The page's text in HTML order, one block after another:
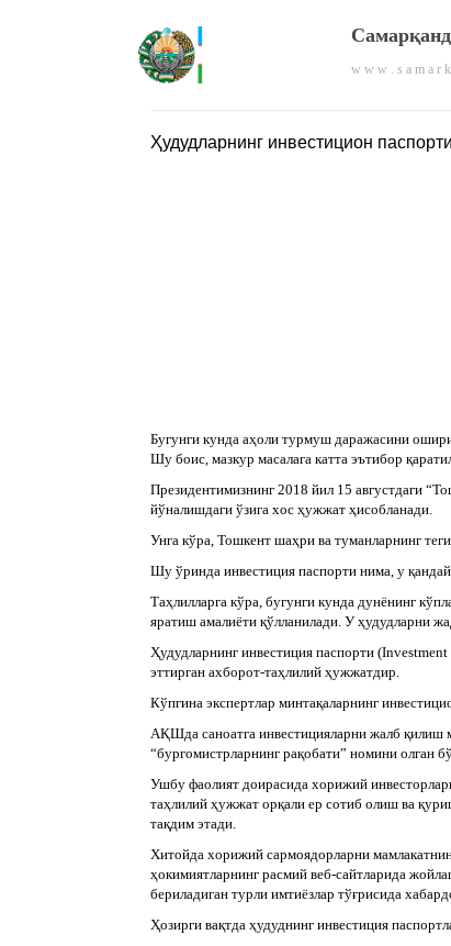
w w w . s a m a r
Ҳудудларнинг инвестицион паспорти
Бугунги кунда аҳоли турмуш даражасини
Шу боис, мазкур масалага катта эътибор
Президентимизнинг 2018 йил 15 августдаги
йўналишдаги ўзига хос ҳужжат ҳисобланади.
Унга кўра, Тошкент шаҳри ва туманларнинг
Шу ўринда инвестиция паспорти нима, у
Таҳлилларга кўра, бугунги кунда дунёнинг
яратиш амалиёти қўлланилади. У ҳудудларни
Ҳудудларнинг инвестиция паспорти
эттирган ахборот-таҳлилий ҳужжатдир.
Кўпгина экспертлар минтақаларнинг
АҚШда саноатга инвестицияларни жалб қилиш
“бургомистрларнинг рақобати” номини олган
Ушбу фаолият доирасида хорижий
таҳлилий ҳужжат орқали ер сотиб олиш ва
тақдим этади.
Хитойда хорижий сармоядорларни
ҳокимиятларнинг расмий веб-сайтларида
бериладиган турли имтиёзлар тўғрисида
Ҳозирги вақтда ҳудуднинг инвестиция